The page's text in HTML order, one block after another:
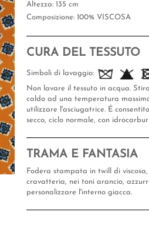
Altezza: 135 cm
Composizione: 100% VISCOSA
CURA DEL TESSUTO
Simboli di lavaggio:
Non lavare il tessuto in acqua.
caldo ad una temperatura
utilizzare l'asciugatrice. É
secco, ciclo normale, con
TRAMA E FANTASIA
Fodera stampata in twill di
cravatteria, nei toni arancio,
personalizzare l'interno giacca.